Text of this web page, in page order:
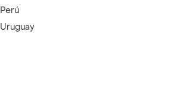
Perú
Uruguay